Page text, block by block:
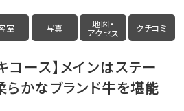
室 写真 地図・
アクセス クチコミ
コース】メインはステー
らかなブランド牛を堪能